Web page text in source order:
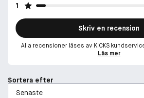
1
Skriv en recension
Alla recensioner läses av KICKS
Läs mer
Sortera efter